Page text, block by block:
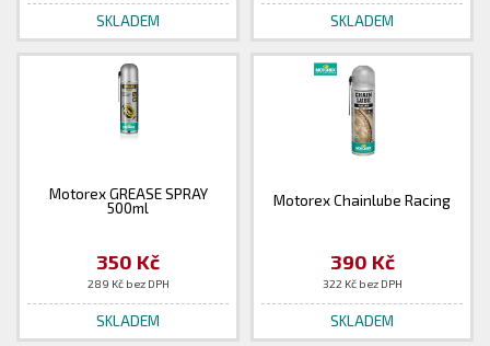
SKLADEM SKLADEM
Motorex GREASE SPRAY
500ml
350 Kč
289 Kč bez DPH
SKLADEM
Motorex Chainlube Racing
390 Kč
322 Kč bez DPH
SKLADEM